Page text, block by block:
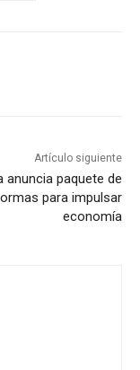
Artículo siguiente
anuncia paquete de
para impulsar
economía